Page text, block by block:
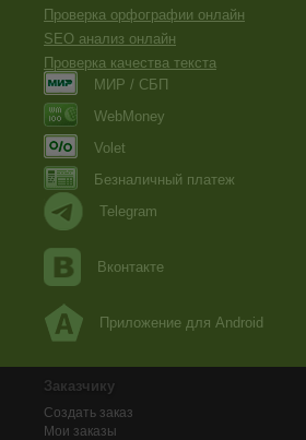
Проверка орфографии онлайн
SEO анализ онлайн
Проверка качества текста
МИР / СБП
WebMoney
Volet
Безналичный платеж
Telegram
Вконтакте
Приложение для Android
Заказчику
Создать заказ
Мои заказы